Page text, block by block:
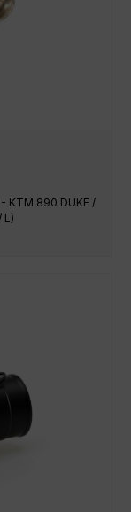
- KTM 890 DUKE /
L)